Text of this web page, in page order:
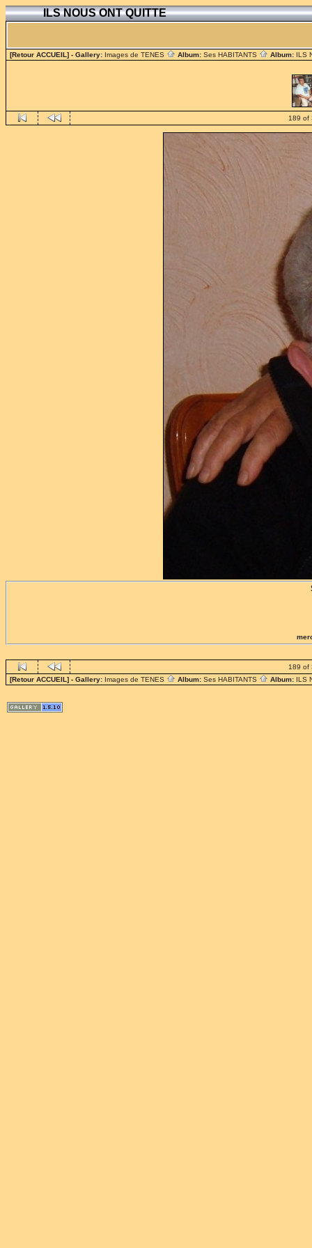
ILS NOUS ONT QUITTE
[Retour ACCUEIL] - Gallery: Images de TENES Album: Ses HABITANTS Album: ILS
189 of
189 of
[Retour ACCUEIL] - Gallery: Images de TENES Album: Ses HABITANTS Album: ILS